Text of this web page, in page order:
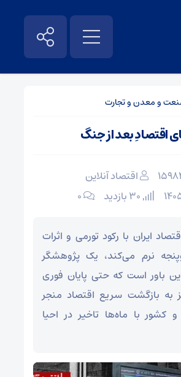
و معدن و تجارت
اقتصادِ بعد از جنگ
اقتصاد آنلاین
۰
ایران با رکود تورمی و اثرات
نرم می‌کند، یک پژوهشگر
باور است که حتی پایان فوری
به بازگشت سریع اقتصاد منجر
کشور با ماه‌ها تاخیر در احیا